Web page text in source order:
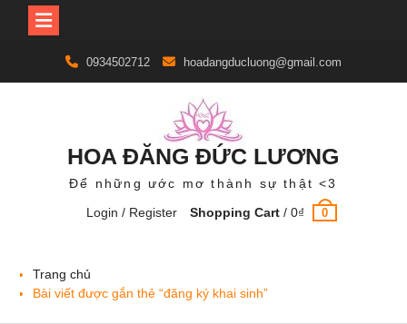
content
0934502712 hoadangducluong@gmail.com
HOA ĐĂNG ĐỨC LƯƠNG
Để những ước mơ thành sự thật <3
Login / Register
Shopping Cart /0₫ 0
Trang chủ
Bài viết được gắn thẻ “đăng ký khai sinh”